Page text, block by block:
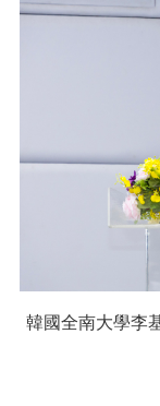
韓國全南大學李